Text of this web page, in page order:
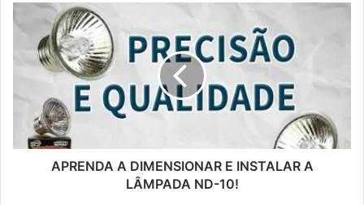
APRENDA A DIMENSIONAR E INSTALAR A
LÂMPADA ND-10!